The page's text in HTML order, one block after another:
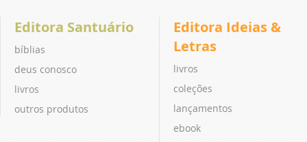
Editora Santuário
bíblias
deus conosco
livros
outros produtos
Editora Ideias &
Letras
livros
coleções
lançamentos
ebook